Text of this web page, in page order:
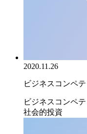
2020.11.26
ビジネスコンペ
ビジネスコンペ
社会的投資